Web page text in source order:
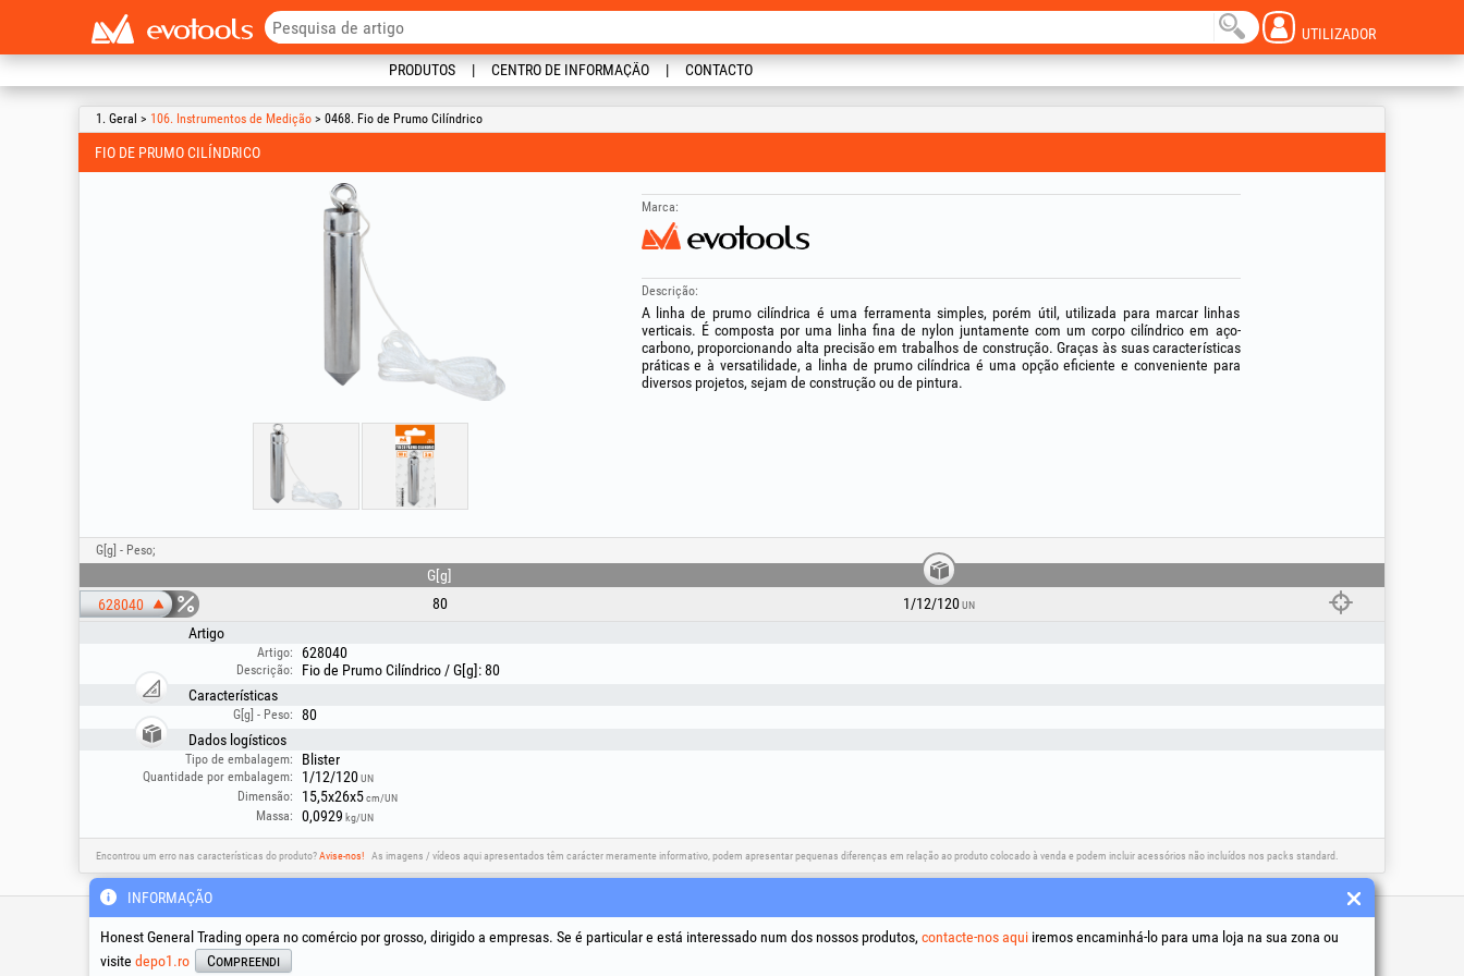
UTILIZADOR
PRODUTOS CENTRO DE INFORMAÇÃO CONTACTO
1. Geral > 106. Instrumentos de Medição > 0468. Fio de Prumo Cilíndrico
FIO DE PRUMO CILÍNDRICO
Marca:
Descrição:
A linha de prumo cilíndrica é uma ferramenta simples, porém útil, utilizada para marcar linhas
verticais. É composta por uma linha fina de nylon juntamente com um corpo cilíndrico em aço-
carbono, proporcionando alta precisão em trabalhos de construção. Graças às suas características
práticas e à versatilidade, a linha de prumo cilíndrica é uma opção eficiente e conveniente para
diversos projetos, sejam de construção ou de pintura.
G[g] - Peso;
G[g]
628040
80 1/12/120UN
Artigo
Artigo: 628040
Descrição:
Fio de Prumo Cilíndrico / G[g]: 80
Características
G[g] - Peso:
80
Dados logísticos
Tipo de embalagem: Blister
Quantidade por embalagem: 1/12/120UN
Dimensão: 15,5x26x5cm/UN
Massa: 0,0929 kg/UN
Encontrou um erro nas características do produto?Avise-nos! As imagens / vídeos aqui apresentados têm carácter meramente informativo, podem apresentar pequenas diferenças em relação ao produto colocado à venda e podem incluir acessórios não incluídos nos packs standard.
Linha de apoio técnico &
assistência
Redes sociais Resolução de litígios Ligações úteis
INFORMAÇÃO
Honest General Trading opera no comércio por grosso, dirigido a empresas. Se é particular e está interessado num dos nossos produtos, contacte-nos aqui iremos encaminhá-lo para uma loja na sua zona ou
visite depo1.ro Compreendi